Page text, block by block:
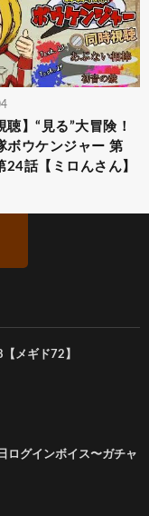
聴】“見る”大冒険！
ボウケンジャー 第
24話【ミロんさん】
メギド72】
ログインボイス〜ガチャ